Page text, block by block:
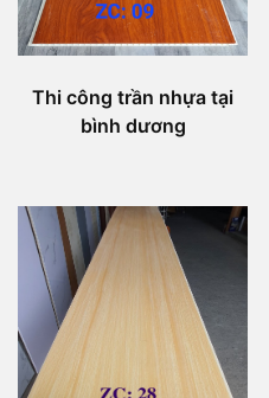
Thi công trần nhựa tại
bình dương